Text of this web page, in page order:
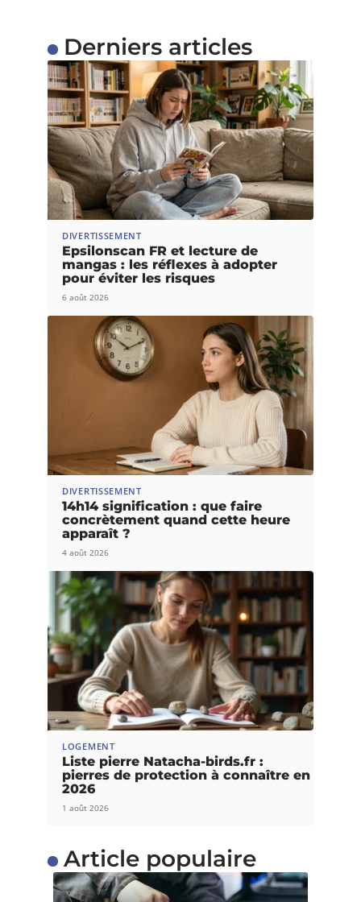
Derniers articles
DIVERTISSEMENT
Epsilonscan FR et lecture de
mangas : les réflexes à adopter
pour éviter les risques
6 août 2026
DIVERTISSEMENT
14h14 signification : que faire
concrètement quand cette heure
apparaît ?
4 août 2026
LOGEMENT
Liste pierre Natacha-birds.fr :
pierres de protection à connaître en
2026
1 août 2026
Article populaire